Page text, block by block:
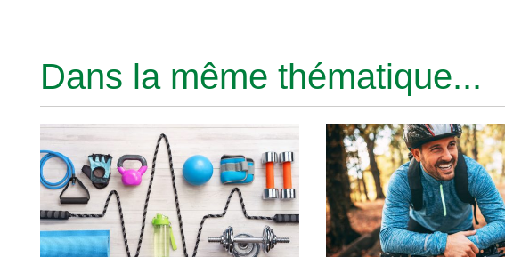
Dans la même thématique...